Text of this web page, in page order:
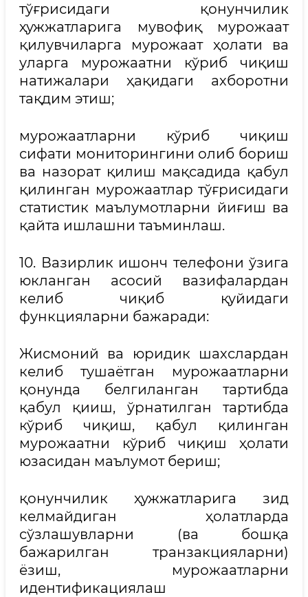
тўғрисидаги қонунчилик
ҳужжатларига мувофиқ мурожаат
қилувчиларга мурожаат ҳолати ва
уларга мурожаатни кўриб чиқиш
натижалари ҳақидаги ахборотни
тақдим этиш;
мурожаатларни кўриб чиқиш
сифати мониторингини олиб бориш
ва назорат қилиш мақсадида қабул
қилинган мурожаатлар тўғрисидаги
статистик маълумотларни йиғиш ва
қайта ишлашни таъминлаш.
10. Вазирлик ишонч телефони ўзига
юкланган асосий вазифалардан
келиб чиқиб қуйидаги
функцияларни бажаради:
Жисмоний ва юридик шахслардан
келиб тушаётган мурожаатларни
қонунда белгиланган тартибда
қабул қииш, ўрнатилган тартибда
кўриб чиқиш, қабул қилинган
мурожаатни кўриб чиқиш ҳолати
юзасидан маълумот бериш;
қонунчилик ҳужжатларига зид
келмайдиган ҳолатларда
сўзлашувларни (ва бошқа
бажарилган транзакцияларни)
ёзиш, мурожаатларни
идентификациялаш